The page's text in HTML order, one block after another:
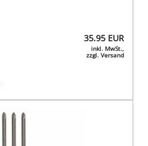
35.95 EUR
inkl. MwSt.,
zzgl. Versand